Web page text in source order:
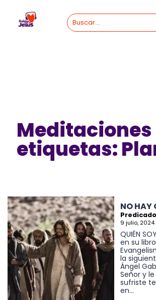
content
Meditaciones
etiquetas:
NO HAY
9 julio, 2024
QUIÉN
en su
la
Ángel
Señor y
sufriste
en...